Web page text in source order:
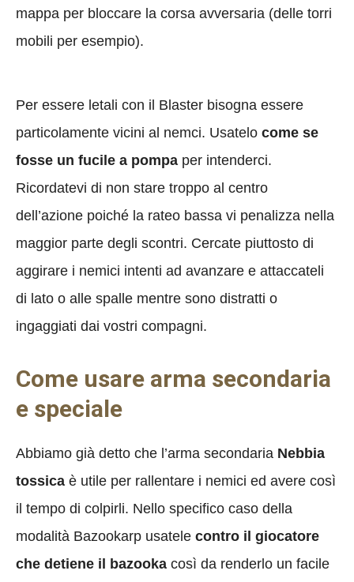
mappa per bloccare la corsa avversaria (delle torri
mobili per esempio).
Per essere letali con il Blaster bisogna essere
particolamente vicini al nemci. Usatelo come se
fosse un fucile a pompa per intenderci.
Ricordatevi di non stare troppo al centro
dell’azione poiché la rateo bassa vi penalizza nella
maggior parte degli scontri. Cercate piuttosto di
aggirare i nemici intenti ad avanzare e attaccateli
di lato o alle spalle mentre sono distratti o
ingaggiati dai vostri compagni.
Come usare arma secondaria
e speciale
Abbiamo già detto che l’arma secondaria Nebbia
tossica è utile per rallentare i nemici ed avere così
il tempo di colpirli. Nello specifico caso della
modalità Bazookarp usatele contro il giocatore
che detiene il bazooka così da renderlo un facile